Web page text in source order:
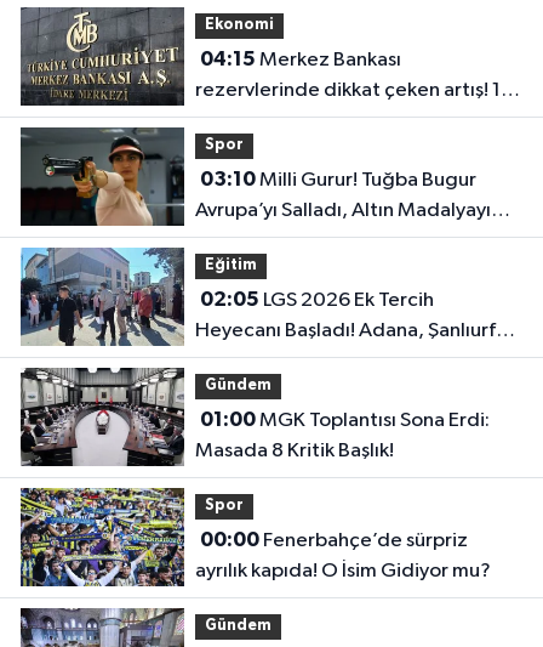
Ekonomi
04:15
rezervlerinde dikkat çeken artış! 1
haftada 1,8 milyar dolar yükseldi..
Spor
03:10Milli Gurur! Tuğba Bugur
Avrupa’yı Salladı, Altın Madalyayı
Türkiye’ye Getirdi..
Eğitim
02:05
Heyecanı Başladı! Adana, Şanlıurfa
ve Gaziantep Lise Taban Puanları..
Gündem
01:00MGK Toplantısı Sona Erdi:
Masada 8 Kritik Başlık!
Spor
00:00Fenerbahçe’de sürpriz
ayrılık kapıda! O İsim Gidiyor mu?
Gündem